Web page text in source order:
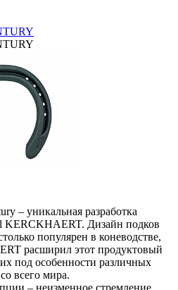
– уникальная разработка
KERCKHAERT. Дизайн подков
популярен в коневодстве,
расширил этот продуктовый
под особенности различных
всего мира.
– неизменное стремление